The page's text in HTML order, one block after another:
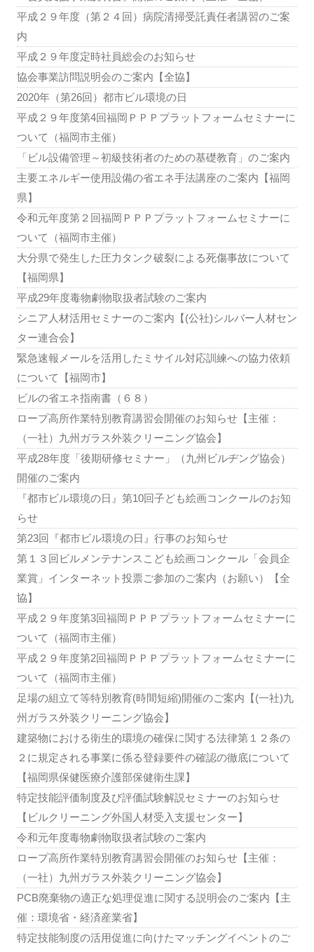
平成２９年度（第２４回）病院清掃受託責任者講習のご案
内
平成２９年度定時社員総会のお知らせ
協会事業訪問説明会のご案内【全協】
2020年（第26回）都市ビル環境の日
平成２９年度第4回福岡ＰＰＰプラットフォームセミナーに
ついて（福岡市主催）
「ビル設備管理～初級技術者のための基礎教育」のご案内
主要エネルギー使用設備の省エネ手法講座のご案内【福岡
県】
令和元年度第２回福岡ＰＰＰプラットフォームセミナーに
ついて（福岡市主催）
大分県で発生した圧力タンク破裂による死傷事故について
【福岡県】
平成29年度毒物劇物取扱者試験のご案内
シニア人材活用セミナーのご案内【(公社)シルバー人材セン
ター連合会】
緊急速報メールを活用したミサイル対応訓練への協力依頼
について【福岡市】
ビルの省エネ指南書（６８）
ロープ高所作業特別教育講習会開催のお知らせ【主催：
（一社）九州ガラス外装クリーニング協会】
平成28年度「後期研修セミナー」（九州ビルヂング協会）
開催のご案内
『都市ビル環境の日』第10回子ども絵画コンクールのお知
らせ
第23回『都市ビル環境の日』行事のお知らせ
第１３回ビルメンテナンスこども絵画コンクール「会員企
業賞」インターネット投票ご参加のご案内（お願い）【全
協】
平成２９年度第3回福岡ＰＰＰプラットフォームセミナーに
ついて（福岡市主催）
平成２９年度第2回福岡ＰＰＰプラットフォームセミナーに
ついて（福岡市主催）
足場の組立て等特別教育(時間短縮)開催のご案内【(一社)九
州ガラス外装クリーニング協会】
建築物における衛生的環境の確保に関する法律第１２条の
２に規定される事業に係る登録要件の確認の徹底について
【福岡県保健医療介護部保健衛生課】
特定技能評価制度及び評価試験解説セミナーのお知らせ
【ビルクリーニング外国人材受入支援センター】
令和元年度毒物劇物取扱者試験のご案内
ロープ高所作業特別教育講習会開催のお知らせ【主催：
（一社）九州ガラス外装クリーニング協会】
PCB廃棄物の適正な処理促進に関する説明会のご案内【主
催：環境省・経済産業省】
特定技能制度の活用促進に向けたマッチングイベントのご